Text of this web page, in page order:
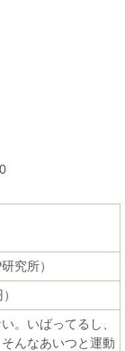
究所）
。いばってるし、
んなあいつと運動